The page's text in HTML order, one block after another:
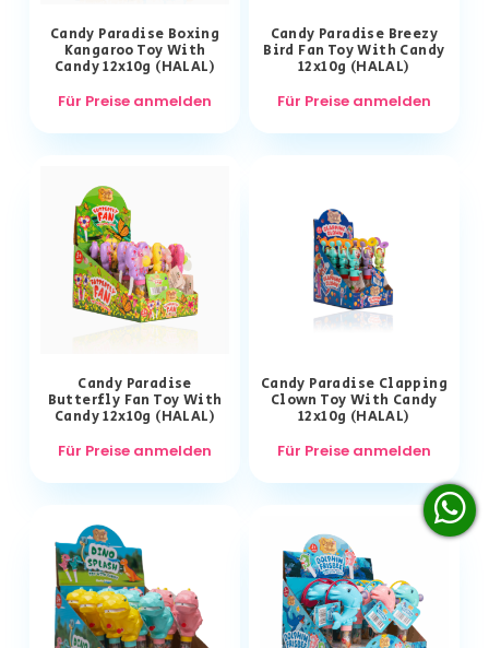
Candy Paradise Boxing
Kangaroo Toy With
Candy 12x10g (HALAL)
Für Preise anmelden
Candy Paradise Breezy
Bird Fan Toy With Candy
12x10g (HALAL)
Für Preise anmelden
Candy Paradise
Butterfly Fan Toy With
Candy 12x10g (HALAL)
Für Preise anmelden
Candy Paradise Clapping
Clown Toy With Candy
12x10g (HALAL)
Für Preise anmelden